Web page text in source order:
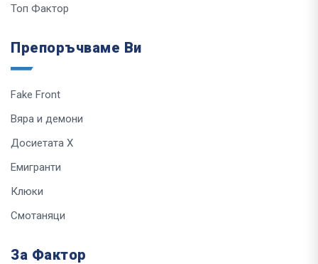
Топ Фактор
Препоръчваме Ви
Fake Front
Вяра и демони
Досиетата Х
Емигранти
Клюки
Смотаняци
За Фактор